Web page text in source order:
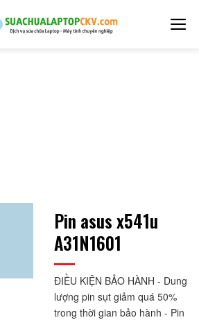
Pin asus x541u
A31N1601
ĐIỀU KIỆN BẢO HÀNH - Dung
lượng pin sụt giảm quá 50%
trong thời gian bảo hành - Pin